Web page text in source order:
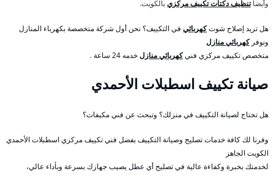
وأيضاتنظيف دكتات تكييف مركزيبالكويت.
هل تريد إصلاح شوتكهربائي في التكييف؟ نحن أول شركة متخصصة بكهرباء المنازل
ونوفركهربائي منازل
متخصص تكييف مركزي فنيكهربائي منازلخدمه 24 ساعة .
صيانة تكييف اسطبلات الأحمدي
هل تحتاج لصيانة التكييف في منزلك؟ وتبحث عن فني مكيفات؟
وفرنا لك كافة خدمات تصليح وصيانة التكييف بفضل فني تكييف مركزي اسطبلات الأحمدي
الكويت الجاهز
لخدمتك بخبرة وكفاءة عالية في تصليح أي عطل يصيب جهازك بسرعة وبأداء عالي،